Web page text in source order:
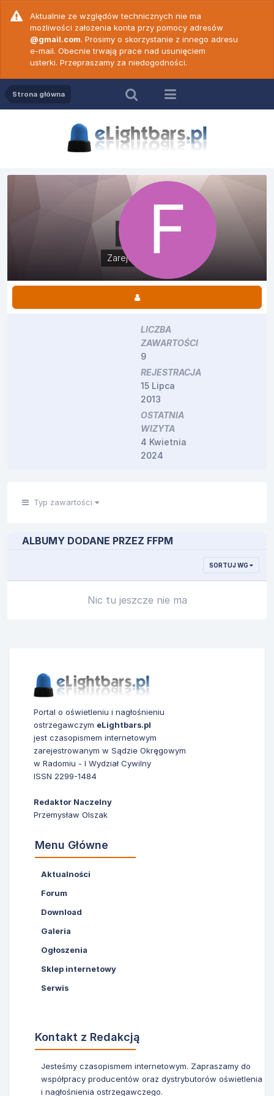
Aktualnie ze względów technicznych nie ma
możliwości założenia konta przy pomocy adresów
@gmail.com. Prosimy o skorzystanie z innego adresu
e-mail. Obecnie trwają prace nad usunięciem
usterki. Przepraszamy za niedogodności.
Strona główna
Zarejestrowani
LICZBA
ZAWARTOŚCI
9
REJESTRACJA
15 Lipca
2013
OSTATNIA
WIZYTA
4 Kwietnia
2024
Typ zawartości
ALBUMY DODANE PRZEZ FFPM
SORTUJ WG
Nic tu jeszcze nie ma
Portal o oświetleniu i nagłośnieniu
ostrzegawczym eLightbars.pl
jest czasopismem internetowym
zarejestrowanym w Sądzie Okręgowym
w Radomiu - I Wydział Cywilny
ISSN 2299-1484
Redaktor Naczelny
Przemysław Olszak
Menu Główne
Aktualności
Forum
Download
Galeria
Ogłoszenia
Sklep internetowy
Serwis
Kontakt z Redakcją
Jesteśmy czasopismem internetowym. Zapraszamy do
współpracy producentów oraz dystrybutorów oświetlenia
i nagłośnienia ostrzegawczego.